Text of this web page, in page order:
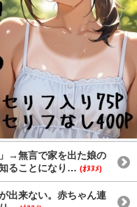
→無言で家を出た娘の
ることになり… (ｵﾇﾇﾒ)
出来ない。赤ちゃん連